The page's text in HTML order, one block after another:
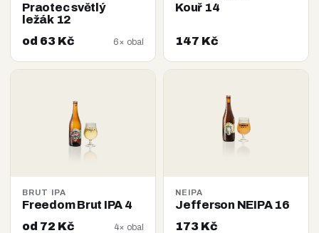
Praotec světlý
ležák 12
od 63 Kč
6× obal
Kouř 14
147 Kč
BRUT IPA
Freedom Brut IPA 4
od 72 Kč
4× obal
NEIPA
Jefferson NEIPA 16
173 Kč